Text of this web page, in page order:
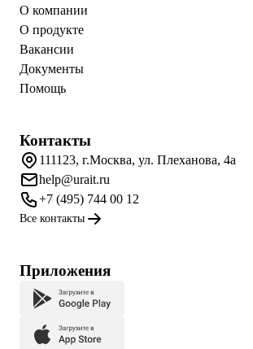
О компании
О продукте
Вакансии
Документы
Помощь
Контакты
111123, г.Москва, ул. Плеханова, 4а
help@urait.ru
+7 (495) 744 00 12
Все контакты
Приложения